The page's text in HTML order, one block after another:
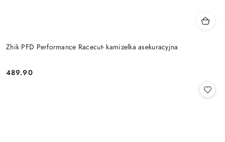
Zhik PFD Performance Racecut- kamizelka asekuracyjna
Cena:
489.90